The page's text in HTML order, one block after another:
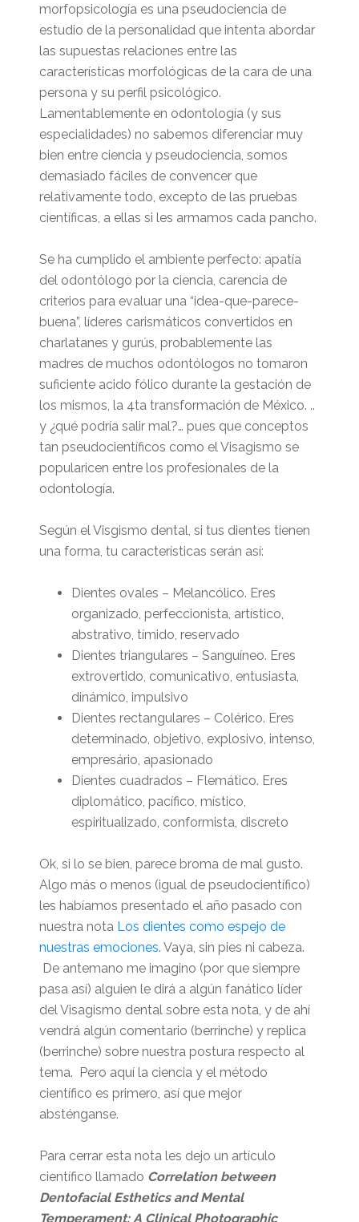
morfopsicología es una pseudociencia de
estudio de la personalidad que intenta abordar
las supuestas relaciones entre las
características morfológicas de la cara de una
persona y su perfil psicológico.
Lamentablemente en odontología (y sus
especialidades) no sabemos diferenciar muy
bien entre ciencia y pseudociencia, somos
demasiado fáciles de convencer que
relativamente todo, excepto de las pruebas
científicas, a ellas si les armamos cada pancho.
Se ha cumplido el ambiente perfecto: apatía
del odontólogo por la ciencia, carencia de
criterios para evaluar una “idea-que-parece-
buena”, líderes carismáticos convertidos en
charlatanes y gurús, probablemente las
madres de muchos odontólogos no tomaron
suficiente acido fólico durante la gestación de
los mismos, la 4ta transformación de México. ..
y ¿qué podría salir mal?… pues que conceptos
tan pseudocientíficos como el Visagismo se
popularicen entre los profesionales de la
odontología.
Según el Visgismo dental, si tus dientes tienen
una forma, tu características serán así:
Dientes ovales – Melancólico. Eres
organizado, perfeccionista, artístico,
abstrativo, tímido, reservado
Dientes triangulares – Sanguíneo. Eres
extrovertido, comunicativo, entusiasta,
dinámico, impulsivo
Dientes rectangulares – Colérico. Eres
determinado, objetivo, explosivo, intenso,
empresário, apasionado
Dientes cuadrados – Flemático. Eres
diplomático, pacífico, místico,
espiritualizado, conformista, discreto
Ok, si lo se bien, parece broma de mal gusto.
Algo más o menos (igual de pseudocientífico)
les habíamos presentado el año pasado con
nuestra nota Los dientes como espejo de
nuestras emociones. Vaya, sin pies ni cabeza.
De antemano me imagino (por que siempre
pasa así) alguien le dirá a algún fanático líder
del Visagismo dental sobre esta nota, y de ahí
vendrá algún comentario (berrinche) y replica
(berrinche) sobre nuestra postura respecto al
tema. Pero aquí la ciencia y el método
científico es primero, así que mejor
absténganse.
Para cerrar esta nota les dejo un artículo
científico llamado Correlation between
Dentofacial Esthetics and Mental
Temperament: A Clinical Photographic